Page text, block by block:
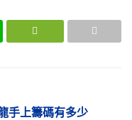
手上籌碼有多少